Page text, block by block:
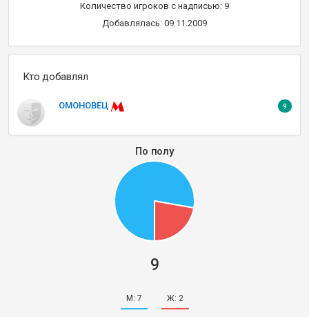
Количество игроков с надписью: 9
Добавлялась: 09.11.2009
Кто добавлял
ОМОНОВЕЦ 9
По полу
9
М: 7 Ж: 2